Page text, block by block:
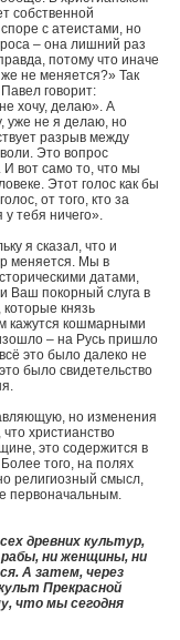
собственной
с атеистами, но
– она лишний раз
потому что иначе
не меняется?» Так
говорит:
хочу, делаю». А
уже не я делаю, но
разрыв между
Это вопрос
вот само то, что мы
Этот голос как бы
от того, кто за
тебя ничего».
я сказал, что и
меняется. Мы в
датами,
Ваш покорный слуга в
князь
кажутся кошмарными
– на Русь пришло
это было далеко не
было свидетельство
но изменения
христианство
это содержится в
того, на полях
религиозный смысл,
первоначальным.
древних культур,
ни женщины, ни
А затем, через
Прекрасной
что мы сегодня